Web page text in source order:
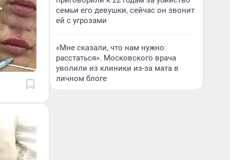
семьи его девушки, сейчас он звонит
ей с угрозами
«Мне сказали, что нам нужно
расстаться». Московского врача
уволили из клиники из-за мата в
личном блоге